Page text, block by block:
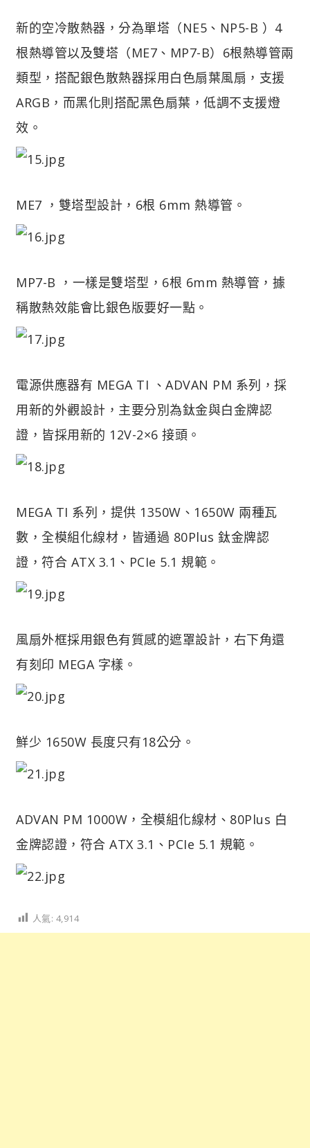
新的空冷散熱器，分為單塔（NE5、NP5-B ）4
根熱導管以及雙塔（ME7、MP7-B）6根熱導管兩
類型，搭配銀色散熱器採用白色扇葉風扇，支援
ARGB，而黑化則搭配黑色扇葉，低調不支援燈
效。
ME7 ，雙塔型設計，6根 6mm 熱導管。
MP7-B ，一樣是雙塔型，6根 6mm 熱導管，據
稱散熱效能會比銀色版要好一點。
電源供應器有 MEGA TI 、ADVAN PM 系列，採
用新的外觀設計，主要分別為鈦金與白金牌認
證，皆採用新的 12V-2×6 接頭。
MEGA TI 系列，提供 1350W、1650W 兩種瓦
數，全模組化線材，皆通過 80Plus 鈦金牌認
證，符合 ATX 3.1、PCIe 5.1 規範。
風扇外框採用銀色有質感的遮罩設計，右下角還
有刻印 MEGA 字樣。
鮮少 1650W 長度只有18公分。
ADVAN PM 1000W，全模組化線材、80Plus 白
金牌認證，符合 ATX 3.1、PCIe 5.1 規範。
人氣: 4,914